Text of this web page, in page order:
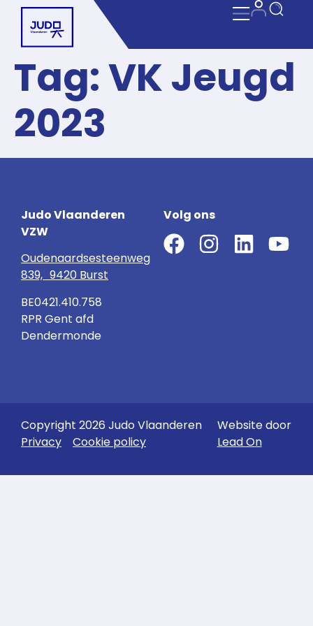
Tag:VK Jeugd
2023
Judo Vlaanderen
VZW
Oudenaardsesteenweg
839, 9420 Burst
BE0421.410.758
RPR Gent afd
Dendermonde
Volg ons
Copyright 2026 Judo Vlaanderen
Privacy
Cookie policy
Website door
Lead On